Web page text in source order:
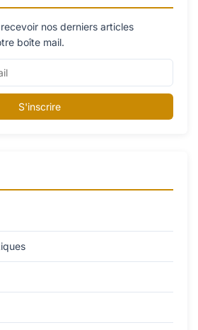
nos derniers articles
boîte mail.
S'inscrire